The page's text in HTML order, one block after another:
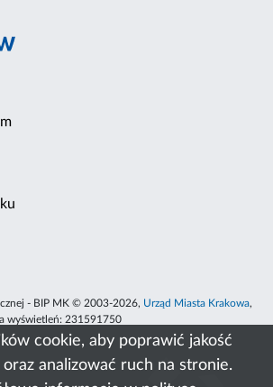
cookie, aby poprawić jakość
oraz analizować ruch na stronie.
- BIP MK © 2003-2026, Urząd Miasta Krakowa,
wyświetleń: 231591750